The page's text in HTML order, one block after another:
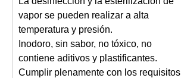
vapor se pueden realizar a alta
temperatura y presión.
Inodoro, sin sabor, no tóxico, no
contiene aditivos y plastificantes.
Cumplir plenamente con los requisitos